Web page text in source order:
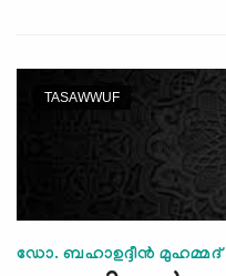
TASAWWUF
ഡോ. ബഹാഉദ്ദീന്‍ മുഹമ്മദ്